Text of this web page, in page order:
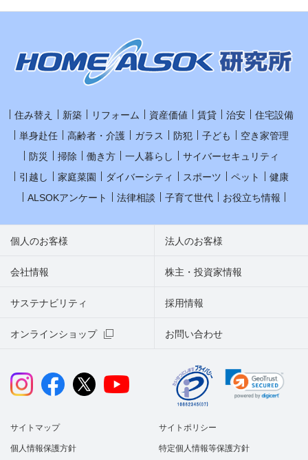
住み替え 新築 リフォーム 資産価値 賃貸 治安
住宅設備
単身赴任
高齢者・介護 ガラス 防犯 子ども
空き家管理
防災
掃除 働き方 一人暮らし
サイバーセキュリティ
引越し
家庭菜園 ダイバーシティ スポーツ ペット
健康
ALSOKアンケート
法律相談 子育て世代 お役立ち情報
個人のお客様 法人のお客様
会社情報 株主・投資家情報
サステナビリティ
オンラインショップ お問い合わせ
採用情報
サイトマップ サイトポリシー
個人情報保護方針 特定個人情報等保護方針